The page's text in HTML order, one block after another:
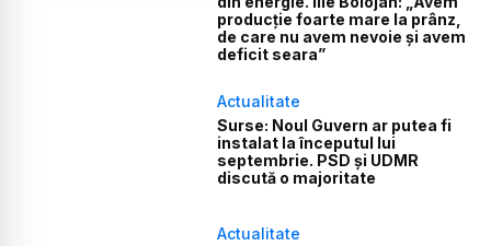
producție foarte mare la prânz,
de care nu avem nevoie și avem
deficit seara”
Actualitate
Surse: Noul Guvern ar putea fi
instalat la începutul lui
septembrie. PSD și UDMR
discută o majoritate
Actualitate